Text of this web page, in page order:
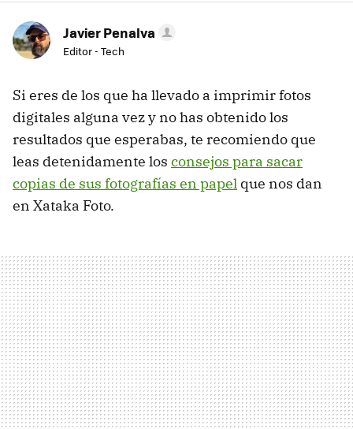
Javier Penalva
Editor - Tech
Si eres de los que ha llevado a imprimir fotos
digitales alguna vez y no has obtenido los
resultados que esperabas, te recomiendo que
leas detenidamente los consejos para sacar
copias de sus fotografías en papel que nos dan
en Xataka Foto.